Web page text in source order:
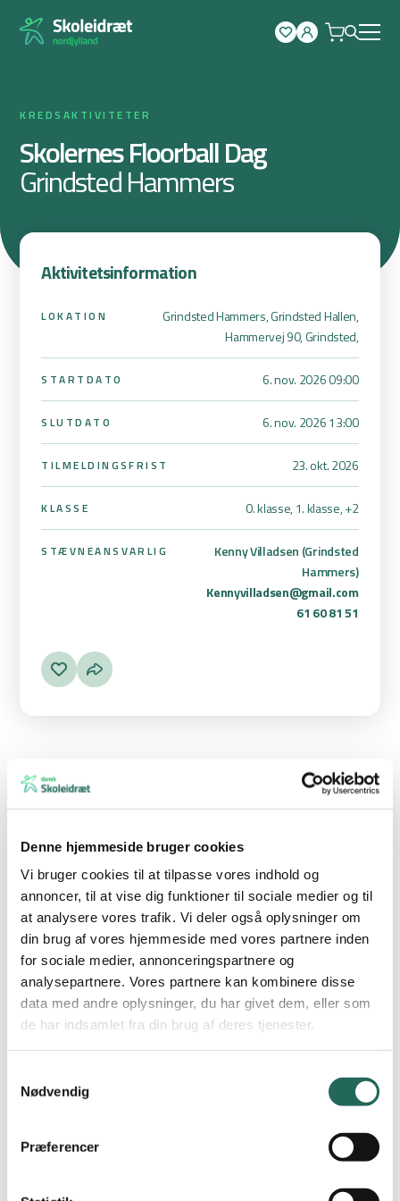
Denne hjemmeside bruger cookies
Vi bruger cookies til at tilpasse vores indhold og
annoncer, til at vise dig funktioner til sociale medier og til
at analysere vores trafik. Vi deler også oplysninger om
din brug af vores hjemmeside med vores partnere inden
for sociale medier, annonceringspartnere og
analysepartnere. Vores partnere kan kombinere disse
data med andre oplysninger, du har givet dem, eller som
de har indsamlet fra din brug af deres tjenester.
Nødvendig
Præferencer
KREDSAKTIVITETER
Skolernes Floorball Dag
Grindsted Hammers
Aktivitetsinformation
LOKATION
Grindsted Hammers, Grindsted Hallen,
Hammervej 90, Grindsted,
STARTDATO 6. nov. 2026 09:00
SLUTDATO 6. nov. 2026 13:00
TILMELDINGSFRIST 23. okt. 2026
KLASSE 0. klasse, 1. klasse,+2
STÆVNEANSVARLIG
Kenny Villadsen (Grindsted
Hammers)
Kennyvilladsen@gmail.com
61 60 81 51
Skolernes Floorball Dag
Skolernes Floorball Dager et undervisningsforløb i floorball for
til stævnet arbejder eleverne med floorball i idrætstimerne – en
nem og tilgængelig sport for alle – hvor de udvikler tekniske
færdigheder, samarbejde og forståelse for spillet. Forløbet
kulminerer i uge 45, hvor hold fra forskellige skoler mødes til en dag
fyldt med kampe, fællesskab og bevægelsesglæde.
Stævnet afholdes i samarbejde med en lokal floorball klub, som
også senderundervisningsmaterialetil idrætslærerne.
Med forbehold for ændringer er formatet på stævnedagen:
Alle klasser inddeles i hold af 5-7 elever, opdelt i drenge og
Kampene varer 6 minutter med 30 sekunders pause